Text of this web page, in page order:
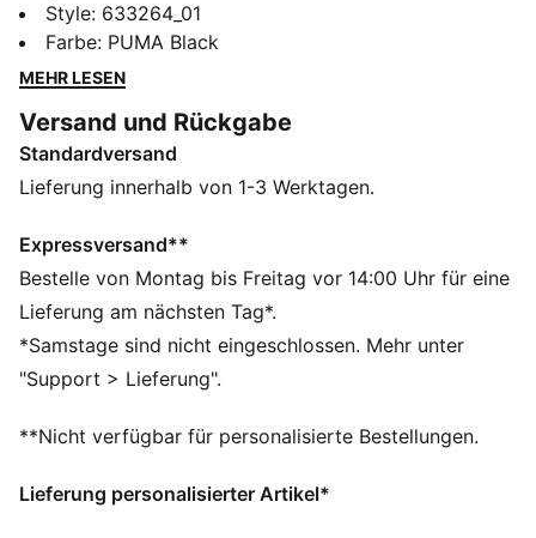
Fans mit einem auffälligen F1® Logo und einem PUMA
Cat Print. Das Modell in Regular Fit ist dein perfekter
Begleiter für jeden Tag. Fühle die Energie und setze ein
FEATURES + VORTEILE
Hergestellt aus mindestens 20 % recycelter Baumwolle
DETAILS
Hauptmaterial 2: Single Jersey
Reguläre Länge
Rundhalsausschnitt
Kurze Ärmel
F1® und PUMA Branding
Style: 633264_01
Farbe: PUMA Black
MEHR LESEN
Versand und Rückgabe
Standardversand
Lieferung innerhalb von 1-3 Werktagen.
Expressversand**
Bestelle von Montag bis Freitag vor 14:00 Uhr für eine
Lieferung am nächsten Tag*.
*Samstage sind nicht eingeschlossen. Mehr unter
"Support > Lieferung".
**Nicht verfügbar für personalisierte Bestellungen.
Lieferung personalisierter Artikel*